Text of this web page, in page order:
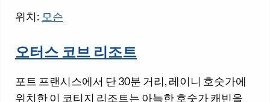
위치: 모슨
오터스 코브 리조트
포트 프랜시스에서 단 30분 거리, 레이니 호숫가에
위치한 이 코티지 리조트는 아늑한 호숫가 캐빈을